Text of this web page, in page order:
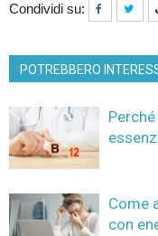
Condividi su:
POTREBBERO
Come
con